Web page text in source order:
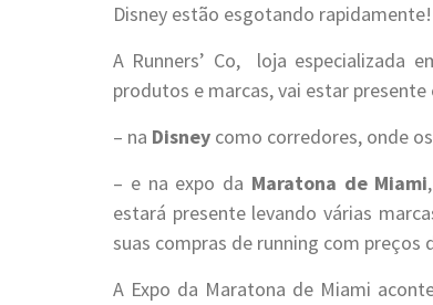
Disney estão esgotando rapidamente!
A Runners’ Co, loja especializada
produtos e marcas, vai estar
– na Disney como corredores, onde
– e na expo da Maratona de Miami
estará presente levando várias
suas compras de running com
A Expo da Maratona de Miami